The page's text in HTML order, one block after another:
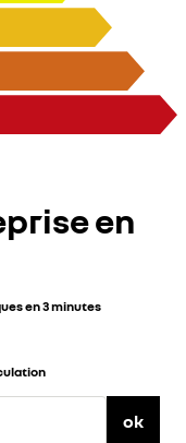
en
en 3 minutes
ok